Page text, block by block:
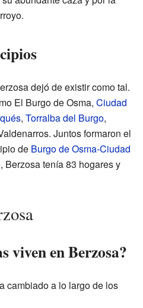
dejó de existir como tal.
El Burgo de Osma, Ciudad
, Torralba del Burgo,
Juntos formaron el
de Burgo de Osma-Ciudad
Berzosa tenía 83 hogares y
viven en Berzosa?
cambiado a lo largo de los